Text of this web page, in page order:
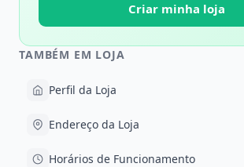
Criar minha loja
TAMBÉM EM LOJA
Perfil da Loja
Endereço da Loja
Horários de Funcionamento